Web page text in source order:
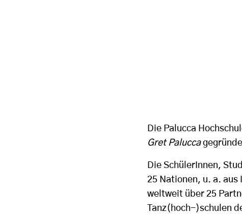
Die Palucca
Gret Palucca
Die SchülerInnen,
25 Nationen, u. a.
weltweit über 25
Tanz(hoch-)schulen